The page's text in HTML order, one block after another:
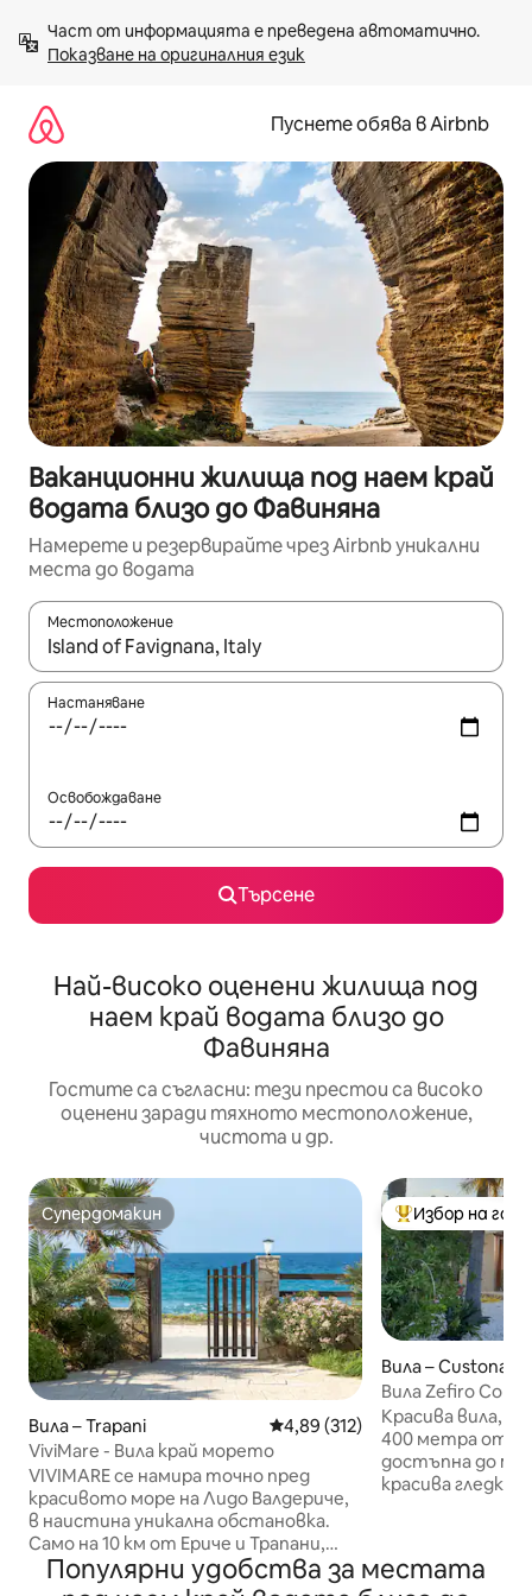
към
съдържанието
Показване на оригиналния език
Пуснете обява в Airbnb
Ваканционни жилища под наем край
водата близо до Фавиняна
Намерете и резервирайте чрез Airbnb уникални
места до водата
Местоположение
Когато резултатите се покажат, използвайте
Настаняване
Освобождаване
Търсене
Най-високо оценени жилища под
наем край водата близо до
Фавиняна
Гостите са съгласни: тези престои са високо
оценени заради тяхното местоположение,
чистота и др.
Супердомакин
Супердомакин
Вила – Trapani Средна оценка: 4,89 от 5,
4,89 (312)
ViviMare - Вила край морето
VIVIMARE се намира точно пред
красивото море на Лидо Валдериче,
в наистина уникална обстановка.
Само на 10 км от Ериче и Трапани,
предлага ексклузивна тераса, от
която да се любувате на
Най-популярен
Избор на
Вила – Custonaci
Вила Zefiro
Красива вила, с
400 метра от
достъпна до
красива гледка
Ериче,
Популярни удобства за местата